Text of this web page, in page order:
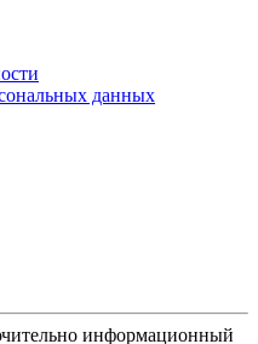
данных
информационный